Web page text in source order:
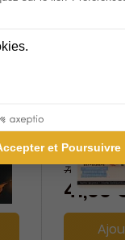
1 an
71,40 €
41,00